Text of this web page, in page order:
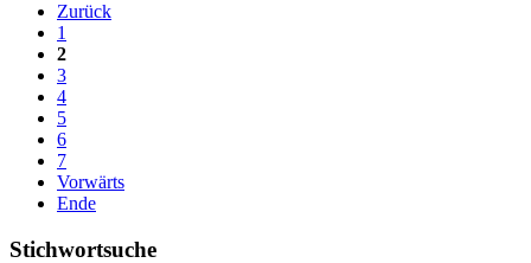
Zurück
1
2
3
4
5
6
7
Vorwärts
Ende
Stichwortsuche